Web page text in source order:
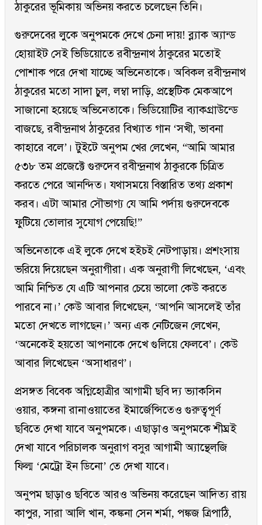
ঠাকুরের ভূমিকায় অভিনয় করতে চলেছেন তিনি।
গুরুদেবের লুকে অনুপমকে দেখে চেনা দায়! ব্ল্যাক অ্যান্ড
হোয়াইট সেই ভিডিয়োতে রবীন্দ্রনাথ ঠাকুরের মতোই
পোশাক পরে দেখা যাচ্ছে অভিনেতাকে। অবিকল রবীন্দ্রনাথ
ঠাকুরের মতো সাদা চুল, লম্বা দাড়ি, প্রস্থেটিক মেকআপে
সাজানো হয়েছে অভিনেতাকে। ভিডিয়োটির ব্যাকগ্রাউন্ডে
বাজছে, রবীন্দ্রনাথ ঠাকুরের বিখ্যাত গান ‘সখী, ভাবনা
কাহারে বলে’। টুইটে অনুপম খের লেখেন, “আমি আমার
৫৩৮ তম প্রজেক্টে গুরুদেব রবীন্দ্রনাথ ঠাকুরকে চিত্রিত
করতে পেরে আনন্দিত। যথাসময়ে বিস্তারিত তথ্য প্রকাশ
করব। এটা আমার সৌভাগ্য যে আমি পর্দায় গুরুদেবকে
ফুটিয়ে তোলার সুযোগ পেয়েছি!”
অভিনেতাকে এই লুকে দেখে হইচই নেটপাড়ায়। প্রশংসায়
ভরিয়ে দিয়েছেন অনুরাগীরা। এক অনুরাগী লিখেছেন, ‘এবং
আমি নিশ্চিত যে এটি আপনার চেয়ে ভালো কেউ করতে
পারবে না।’ কেউ আবার লিখেছেন, ‘আপনি আসলেই তাঁর
মতো দেখতে লাগছেন।’ অন্য এক নেটিজেন লেখেন,
‘অনেকেই হয়তো আপনাকে দেখে গুলিয়ে ফেলবে’। কেউ
আবার লিখেছেন ‘অসাধারণ’।
প্রসঙ্গত বিবেক অগ্নিহোত্রীর আগামী ছবি দ্য ভ্যাকসিন
ওয়ার, কঙ্গনা রানাওয়াতের ইমার্জেন্সিতেও গুরুত্বপূর্ণ
ছবিতে দেখা যাবে অনুপমকে। এছাড়াও অনুপমকে শীঘ্রই
দেখা যাবে পরিচালক অনুরাগ বসুর আগামী অ্যান্থেলজি
ফিল্ম ‘মেট্রো ইন ডিনো’ তে দেখা যাবে।
অনুপম ছাড়াও ছবিতে আরও অভিনয় করেছেন আদিত্য রায়
কাপুর, সারা আলি খান, কঙ্কনা সেন শর্মা, পঙ্কজ ত্রিপাঠি,